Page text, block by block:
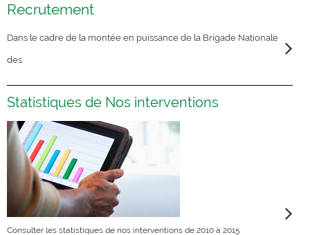
Recrutement
Dans le cadre de la montée en puissance de la Brigade Nationale
des
Statistiques de Nos interventions
Consulter les statistiques de nos interventions de 2010 à 2015